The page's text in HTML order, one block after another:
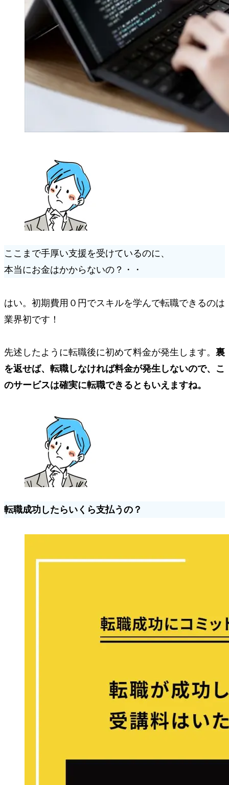
ここまで手厚い支援を受けているのに、
本当にお金はかからないの？ ・・
はい。初期費用０円でスキルを学んで転職できるのは
業界初です！
先述したように転職後に初めて料金が発生します。 裏
を返せば、転職しなければ料金が発生しないので、こ
のサービスは確実に転職できるともいえますね。
転職成功したらいくら支払うの？